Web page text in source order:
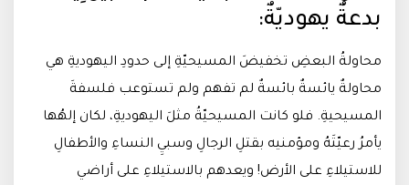
بدعةٌ يهوديّةٌ:
محاولةُ البعضِ تخفيضَ المسيحيّةِ إلى حدودِ اليهوديةِ هي
محاولةٌ يائسةٌ بائسةٌ لم تفهم ولم تستوعب فلسفةَ
المسيحيةِ. فلو كانت المسيحيّةُ مثلَ اليهوديةِ، لكان إلهُها
يأمرُ رعيّتَهُ ومؤمنيه بقتلِ الرجالِ وسبيِ النساءِ والأطفالِ
للاستيلاءِ على الأرض! ويعدهم بالاستيلاءِ على أراضي